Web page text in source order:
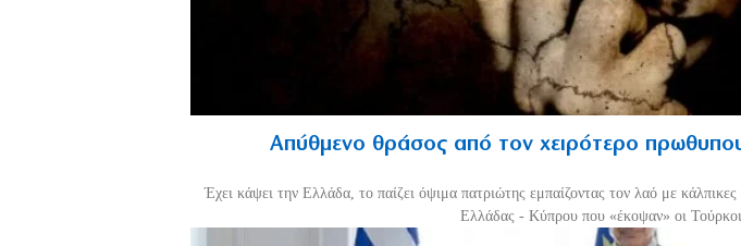
Απύθμενο θράσος από τον χειρότερο
Έχει κάψει την Ελλάδα, το παίζει όψιμα πατριώτης εμπαίζοντας τον λαό με
Ελλάδας - Κύπρου που «έκοψαν» οι Τούρκοι